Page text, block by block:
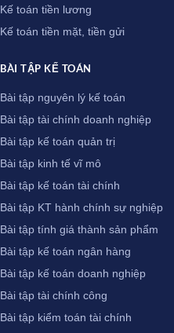
Kế toán tiền lương
Kế toán tiền mặt, tiền gửi
BÀI TẬP KẾ TOÁN
Bài tập nguyên lý kế toán
Bài tập tài chính doanh nghiệp
Bài tập kế toán quản trị
Bài tập kinh tế vĩ mô
Bài tập kế toán tài chính
Bài tập KT hành chính sự nghiệp
Bài tập tính giá thành sản phẩm
Bài tập kế toán ngân hàng
Bài tập kế toán doanh nghiệp
Bài tập tài chính công
Bài tập kiểm toán tài chính